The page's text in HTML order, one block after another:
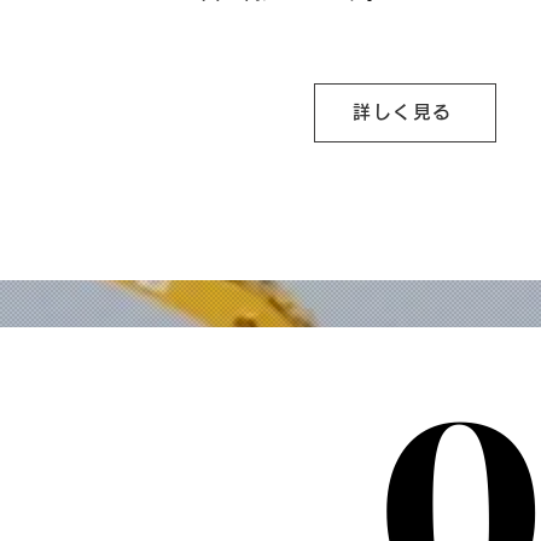
詳しく見る